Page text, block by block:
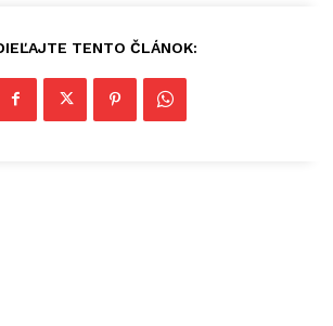
TENTO ČLÁNOK: